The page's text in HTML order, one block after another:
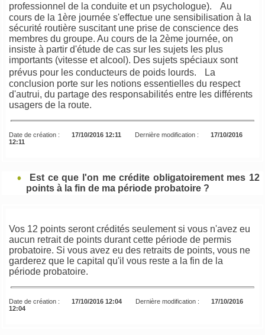
professionnel de la conduite et un psychologue). Au
cours de la 1ère journée s'effectue une sensibilisation à la
sécurité routière suscitant une prise de conscience des
membres du groupe. Au cours de la 2ème journée, on
insiste à partir d'étude de cas sur les sujets les plus
importants (vitesse et alcool). Des sujets spéciaux sont
prévus pour les conducteurs de poids lourds. La
conclusion porte sur les notions essentielles du respect
d'autrui, du partage des responsabilités entre les différents
usagers de la route.
Date de création : 17/10/2016 12:11 Dernière modification :
17/10/2016
12:11
Est ce que l'on me crédite obligatoirement mes 12
points à la fin de ma période probatoire ?
Vos 12 points seront crédités seulement si vous n'avez eu
aucun retrait de points durant cette période de permis
probatoire. Si vous avez eu des retraits de points, vous ne
garderez que le capital qu'il vous reste a la fin de la
période probatoire.
Date de création : 17/10/2016 12:04 Dernière modification :
17/10/2016
12:04